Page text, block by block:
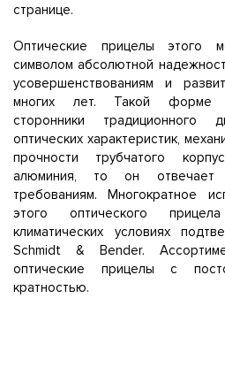
странице.
Оптические прицелы этого
символом абсолютной
усовершенствованиям и
многих лет. Такой форме
сторонники традиционного
оптических характеристик,
прочности трубчатого
алюминия, то он отвечает
требованиям. Многократное
этого оптического
климатических условиях
Schmidt & Bender.
оптические прицелы с
кратностью.